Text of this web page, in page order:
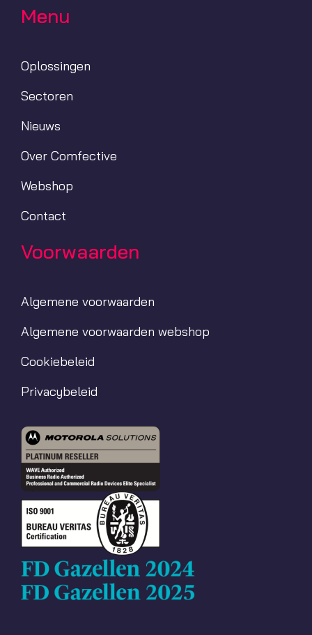
Menu
Oplossingen
Sectoren
Nieuws
Over Comfective
Webshop
Contact
Voorwaarden
Algemene voorwaarden
Algemene voorwaarden webshop
Cookiebeleid
Privacybeleid